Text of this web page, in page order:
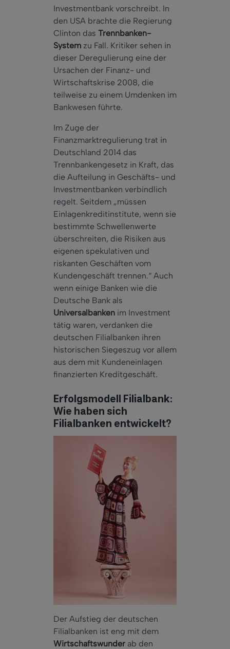
Investmentbank vorschreibt. In
den USA brachte die Regierung
Clinton das Trennbanken-
System zu Fall. Kritiker sehen in
dieser Deregulierung eine der
Ursachen der Finanz- und
Wirtschaftskrise 2008, die
teilweise zu einem Umdenken im
Bankwesen führte.
Im Zuge der
Finanzmarktregulierung trat in
Deutschland 2014 das
Trennbankengesetz in Kraft, das
die Aufteilung in Geschäfts- und
Investmentbanken verbindlich
regelt. Seitdem „müssen
Einlagenkreditinstitute, wenn sie
bestimmte Schwellenwerte
überschreiten, die Risiken aus
eigenen spekulativen und
riskanten Geschäften vom
Kundengeschäft trennen.“ Auch
wenn einige Banken wie die
Deutsche Bank als
Universalbanken im Investment
tätig waren, verdanken die
deutschen Filialbanken ihren
historischen Siegeszug vor allem
aus dem mit Kundeneinlagen
finanzierten Kreditgeschäft.
Erfolgsmodell Filialbank:
Wie haben sich
Filialbanken entwickelt?
Der Aufstieg der deutschen
Filialbanken ist eng mit dem
Wirtschaftswunder ab den